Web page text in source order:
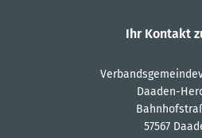
Ihr Kontakt
Daaden-
57567